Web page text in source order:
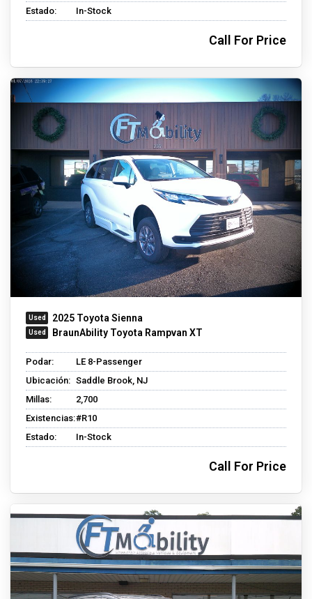
Estado:
In-Stock
Call For Price
2025 Toyota Sienna
BraunAbility Toyota Rampvan XT
Podar:
LE 8-Passenger
Ubicación: Saddle Brook, NJ
Millas:
2,700
Existencias:#R10
Estado:
In-Stock
Call For Price